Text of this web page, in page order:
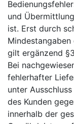
und
ist. Erst durch
gilt ergänzend
Bei
fehlerhafter
unter
des Kunden
innerhalb der